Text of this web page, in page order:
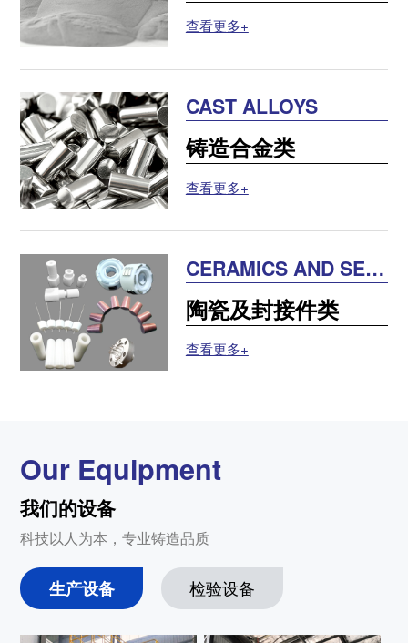
查看更多+
CAST ALLOYS
铸造合金类
查看更多+
CERAMICS AND SEA
LING PARTS
陶瓷及封接件类
查看更多+
Our Equipment
我们的设备
科技以人为本，专业铸造品质
生产设备 检验设备